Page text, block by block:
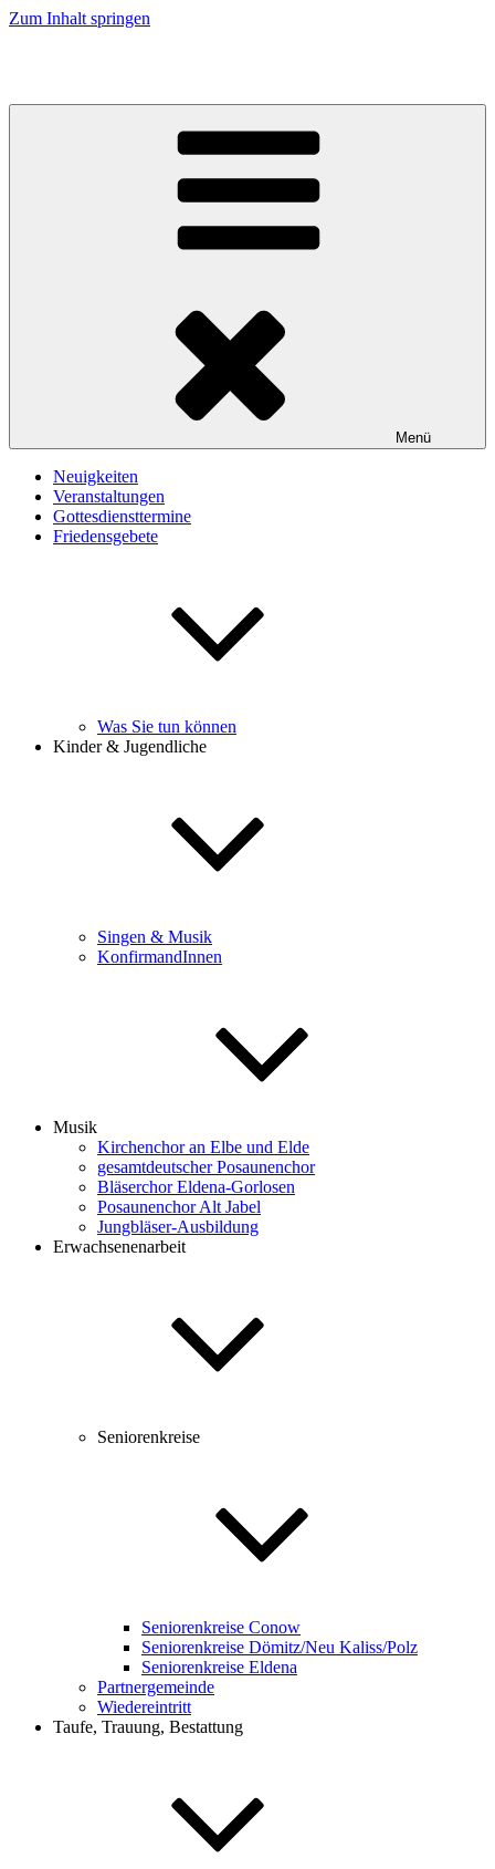
Zum Inhalt springen
Menü
Neuigkeiten
Veranstaltungen
Gottesdiensttermine
Friedensgebete
Was Sie tun können
Kinder & Jugendliche
Singen & Musik
KonfirmandInnen
Musik
Kirchenchor an Elbe und Elde
gesamtdeutscher Posaunenchor
Bläserchor Eldena-Gorlosen
Posaunenchor Alt Jabel
Jungbläser-Ausbildung
Erwachsenenarbeit
Seniorenkreise
Seniorenkreise Conow
Seniorenkreise Dömitz/Neu Kaliss/Polz
Seniorenkreise Eldena
Partnergemeinde
Wiedereintritt
Taufe, Trauung, Bestattung